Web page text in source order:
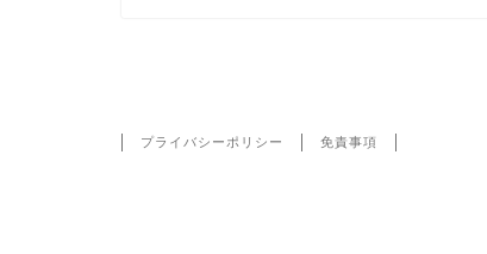
プライバシーポリシー 免責事項